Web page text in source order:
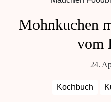
Mohnkuchen
vom
24.
Kochbuch